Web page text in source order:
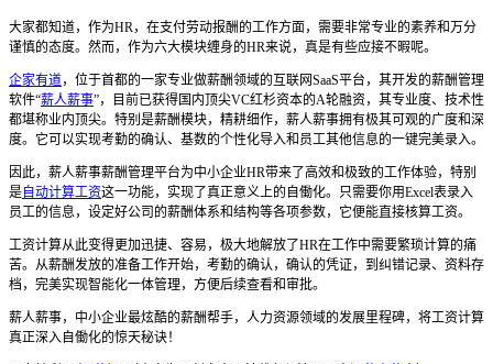
大家都知道，作为HR，在支付劳动报酬的工作方面，需要非常专业的素养和万分
谨慎的态度。然而，作为六大模块缠身的HR来说，真是有些应接不暇呢。
企家有道，位于首都的一家专业做薪酬领域的互联网SaaS平台，其开发的薪酬管理
软件“薪人薪事”，目前已获得国内顶尖VC红杉资本的A轮融资，其专业度、技术性
都堪称业内顶尖。特别是薪酬模块，精耕细作，薪人薪事拥有极其可观的广度和深
度。它可以实现考勤的确认、基数的个性化导入和员工其他信息的一键完美录入。
因此，薪人薪事薪酬管理平台为中小企业HR带来了高效和极致的工作体验，特别
是自动计算工资这一功能，实现了真正意义上的自働化。只需要你用Excel表录入
员工的信息，设定好公司的薪酬体系和结构等各项参数，它便能直接核算工资。
工资计算从此变得更加迅捷、容易，极大地解放了HR在工作中需要繁琐计算的痛
苦。从薪酬发放的准备工作开始，考勤的确认，确认的凭证，到纠错记录、资料存
档，完美实现智能化一体管理，方便后续查看和审批。
薪人薪事，中小企业最炫酷的薪酬帮手，人力资源领域的发展里程碑，将工资计算
真正深入自働化的惊天秘诀！